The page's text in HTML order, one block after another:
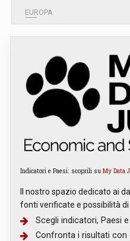
EUROPA
Indicatori e Paesi: scoprili su My Data
Il nostro spazio dedicato ai
fonti verificate e possibilità
Scegli indicatori, Paesi
Confronta i risultati con